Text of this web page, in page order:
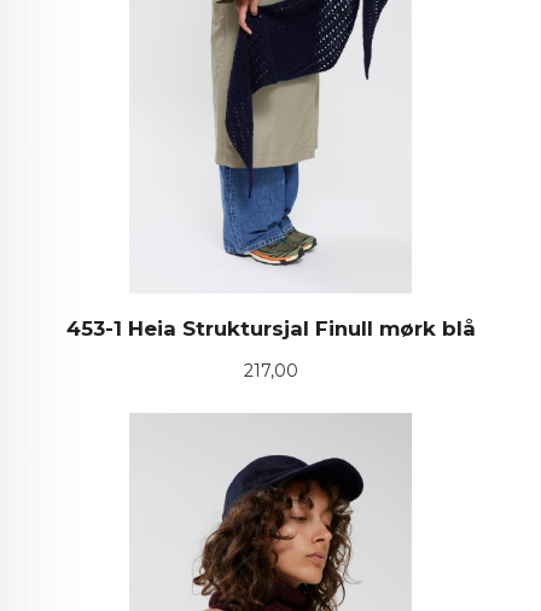
453-1 Heia Struktursjal Finull mørk blå
Pris
217,00